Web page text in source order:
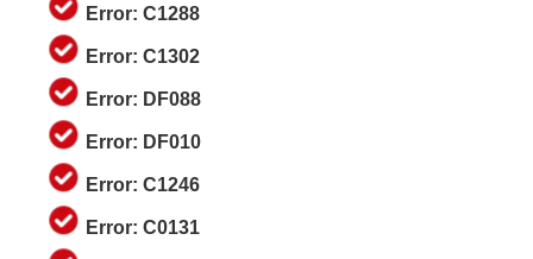
Error: C1288
Error: C1302
Error: DF088
Error: DF010
Error:C1246
Error: C0131